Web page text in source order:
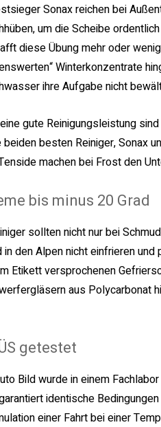
Sonax reichen bei
um die Scheibe
diese Übung mehr oder
Winterkonzentrate
ihre Aufgabe nicht
gute Reinigungsleistung
beiden besten Reiniger, Sonax
machen bei Frost den
bis minus 20 Grad
sollten nicht nur bei
in den Alpen nicht einfrieren
Etikett versprochenen
aus Polycarbonat
getestet
Bild wurde in einem
identische
einer Fahrt bei einer